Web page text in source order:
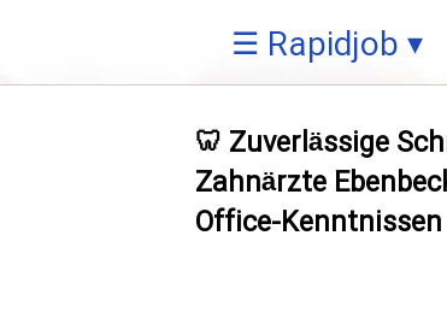
☰ Rapidjob ▾
🦷 Zuverlässige
Zahnärzte
Office-Kenntnissen